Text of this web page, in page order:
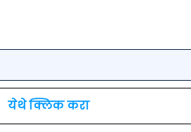
येथे क्लिक करा